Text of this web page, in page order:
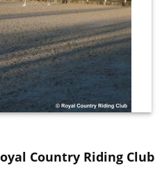
Country Riding Club